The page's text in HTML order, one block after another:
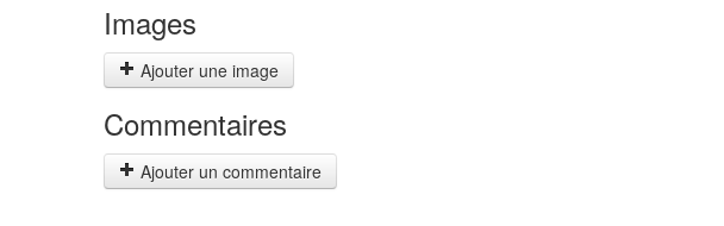
Images
Ajouter une image
Commentaires
Ajouter un commentaire